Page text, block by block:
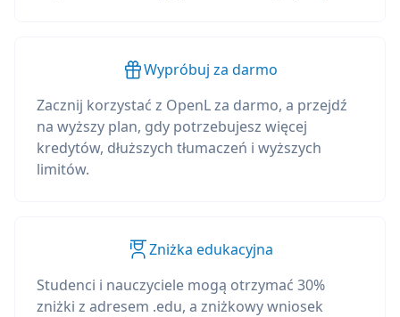
Wypróbuj za darmo
Zacznij korzystać z OpenL za darmo, a przejdź
na wyższy plan, gdy potrzebujesz więcej
kredytów, dłuższych tłumaczeń i wyższych
limitów.
Zniżka edukacyjna
Studenci i nauczyciele mogą otrzymać 30%
zniżki z adresem .edu, a zniżkowy wniosek